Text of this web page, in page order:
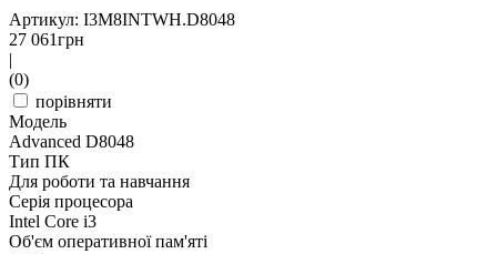
Артикул: I3M8INTWH.D8048
27 061грн
|
(0)
порівняти
Модель
Advanced D8048
Тип ПК
Для роботи та навчання
Серія процесора
Intel Core i3
Об'єм оперативної пам'яті